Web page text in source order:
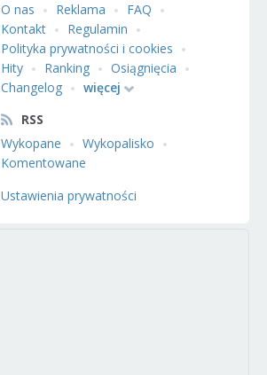
O nas
Reklama
FAQ
Kontakt
Regulamin
Polityka prywatności i cookies
Hity
Ranking
Osiągnięcia
Changelog
więcej
RSS
Wykopane
Wykopalisko
Komentowane
Ustawienia prywatności